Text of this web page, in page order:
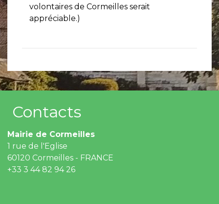
volontaires de Cormeilles serait
appréciable.)
Contacts
Mairie de Cormeilles
1 rue de l'Eglise
60120 Cormeilles - FRANCE
+33 3 44 82 94 26